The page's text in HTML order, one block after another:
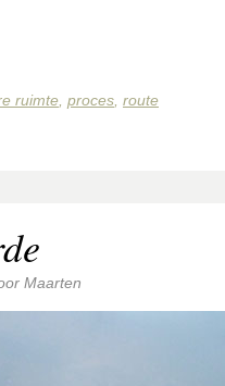
ruimte proces route
Maarten